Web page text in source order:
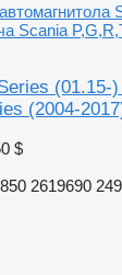
автомагнитола
Scania
(01.15-
(2004-
$
2619690